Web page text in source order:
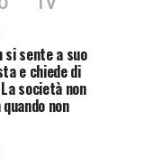
TV
si sente a suo
e chiede di
società non
non